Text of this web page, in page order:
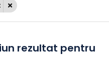
rezultat pentru